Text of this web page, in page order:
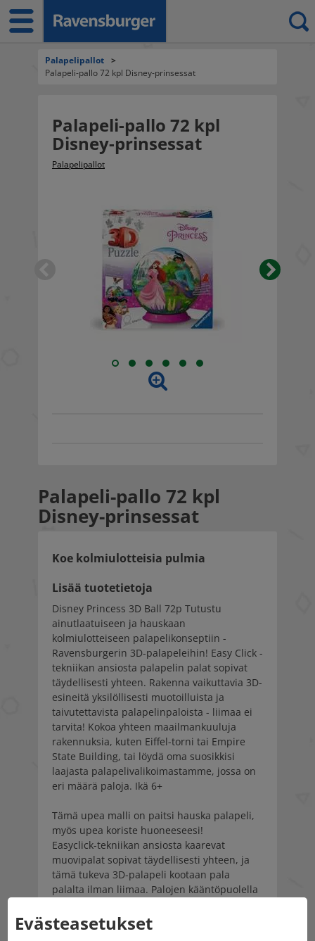
Palapelipallot >
Palapeli-pallo 72 kpl Disney-prinsessat
Palapeli-pallo 72 kpl
Disney-prinsessat
Palapelipallot
Palapeli-pallo 72 kpl
Disney-prinsessat
Koe kolmiulotteisia pulmia
Lisää tuotetietoja
Disney Princess 3D Ball 72p Tutustu
ainutlaatuiseen ja hauskaan
kolmiulotteiseen palapelikonseptiin -
Ravensburgerin 3D-palapeleihin! Easy Click -
tekniikan ansiosta palapelin palat sopivat
täydellisesti yhteen. Rakenna vaikuttavia 3D-
esineitä yksilöllisesti muotoilluista ja
taivutettavista palapelinpaloista - liimaa ei
tarvita! Kokoa yhteen maailmankuuluja
rakennuksia, kuten Eiffel-torni tai Empire
State Building, tai löydä oma suosikkisi
laajasta palapelivalikoimastamme, jossa on
eri määrä paloja. Ikä 6+
Tämä upea malli on paitsi hauska palapeli,
myös upea koriste huoneeseesi!
Easyclick-tekniikan ansiosta kaarevat
muovipalat sopivat täydellisesti yhteen, ja
tämä tukeva 3D-palapeli kootaan pala
palalta ilman liimaa. Palojen kääntöpuolella
ja palapelin kokoamista numeroiden
mukaan.
Evästeasetukset